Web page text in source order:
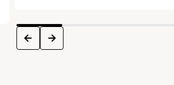
prev next